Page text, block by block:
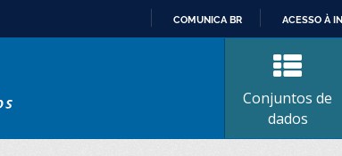
CONTEÚDO
COMUNICA BR ACESSO À
Conjuntos de
dados